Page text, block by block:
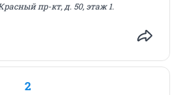
пр-кт, д. 50, этаж 1.
2